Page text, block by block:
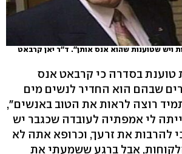
ויש שטוענות שהוא אנס אותן''. ד''ר יאן קרבאט
בסדרה כי קרבאט אנס
שבהם הוא החדיר לנשים מים
רוצה לראות את הטוב באנשים",
לי אמפתיה לעובדה שכגבר יש
להרבות את זרעך, וכרופא אתה לא
אבל ברגע ששמעתי את